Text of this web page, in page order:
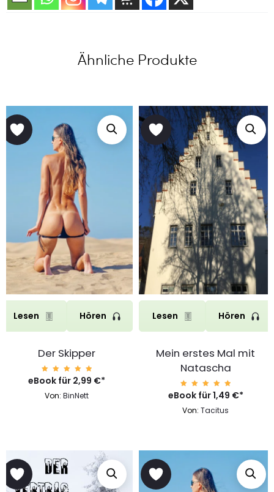
Ähnliche Produkte
Lesen Hören
Der Skipper
Bewerte
t mit
von 5
eBook für 2,99 €*
Von: BinNett
Lesen Hören
Mein erstes Mal mit
Natascha
Bewerte
t mit
von 5
eBook für1,49 €*
Von:Tacitus